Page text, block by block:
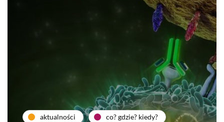
aktualności
co? gdzie? kiedy?